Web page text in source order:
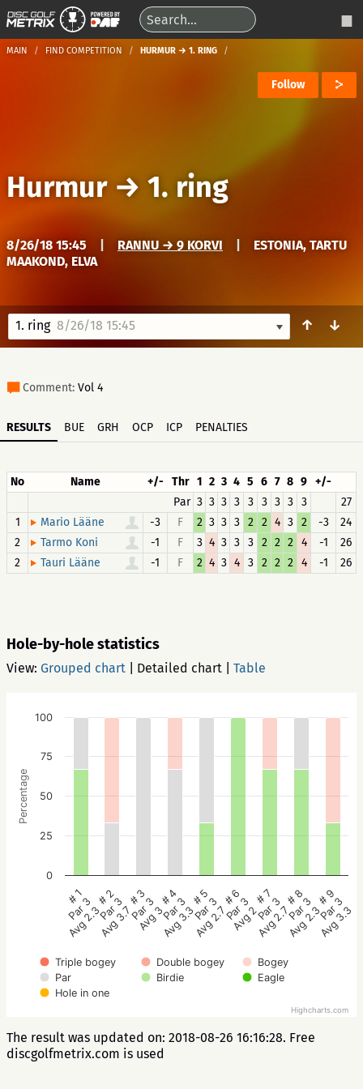
MAIN FIND COMPETITION HURMUR → 1. RING
Follow
Hurmur → 1. ring
8/26/18 15:45 RANNU → 9 KORVI
ESTONIA, TARTU
MAAKOND, ELVA
1. ring8/26/18 15:45 ↑ ↓
Comment: Vol 4
RESULTS BUE GRH OCP ICP PENALTIES
No Name +/- Thr 1 2 3 4 5 6 7 8 9 +/-
Par 3 3 3 3 3 3 3 3 3
27
1
Mario Lääne -3 F 2 3 3 3 2 2 4 3 2 -3
24
2
Tarmo Koni -1 F 3 4 3 3 3 2 2 2 4 -1
26
2
Tauri Lääne -1 F 2 4 3 4 3 2 2 2 4 -1 26
Hole-by-hole statistics
View: Grouped chart Detailed chart Table
Percentage
Triple bogey Double bogey
Bogey
Par
Birdie
Eagle
Hole in one
# 1
Par 3
Avg 2.3
# 2
Par 3
Avg 3.7
# 3
Par 3
Avg 3
# 4
Par 3
Avg 3.3
# 5
Par 3
Avg 2.7
# 6
Par 3
Avg 2
# 7
Par 3
Avg 2.7
# 8
Par 3
Avg 2.3
# 9
Par 3
Avg 3.3
0
25
50
75
100
Highcharts.com
The result was updated on: 2018-08-26 16:16:28. Free
discgolfmetrix.com is used